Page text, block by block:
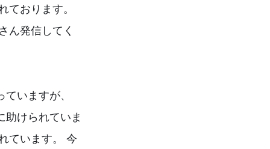
ております。
ん発信してく
いますが、
助けられていま
ています。 今